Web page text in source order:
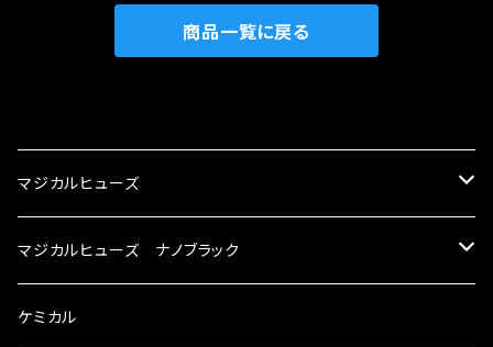
商品一覧に戻る
マジカルヒューズ
スズキ
KEI
スバル
マジカルヒューズ ナノブラック
スズキ ブラック
ケミカル